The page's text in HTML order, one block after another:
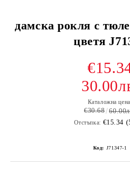
дамска рокля с
цветя
Каталожна
€30.68
Отстъпка: €15.34
Код: J71347-1